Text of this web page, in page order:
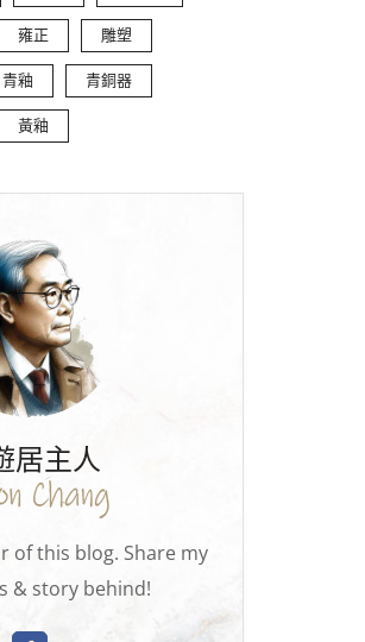
雍正 雕塑
青釉 青銅器
黃釉
居主人
of this blog. Share my
& story behind!